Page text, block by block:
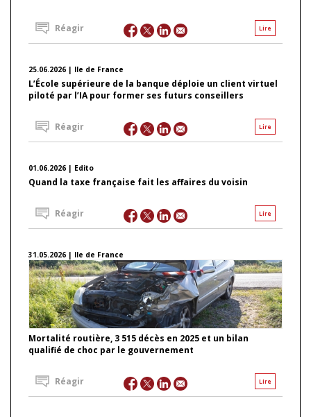
Lire
Réagir
25.06.2026 | Ile de France
L’École supérieure de la banque déploie un client virtuel
piloté par l’IA pour former ses futurs conseillers
Lire
Réagir
01.06.2026 | Edito
Quand la taxe française fait les affaires du voisin
Lire
Réagir
31.05.2026 | Ile de France
Mortalité routière, 3 515 décès en 2025 et un bilan
qualifié de choc par le gouvernement
Lire
Réagir